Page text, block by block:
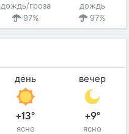
дождь/гроза
97%
дождь
97%
день
+13°
ясно
вечер
+9°
ясно